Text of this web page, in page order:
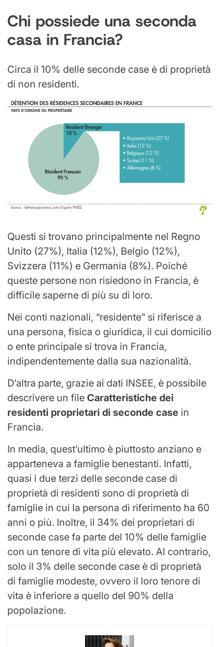
Chi possiede una seconda
casa in Francia?
Circa il 10% delle seconde case è di proprietà
di non residenti.
Questi si trovano principalmente nel Regno
Unito (27%), Italia (12%), Belgio (12%),
Svizzera (11%) e Germania (8%). Poiché
queste persone non risiedono in Francia, è
difficile saperne di più su di loro.
Nei conti nazionali, “residente” si riferisce a
una persona, fisica o giuridica, il cui domicilio
o ente principale si trova in Francia,
indipendentemente dalla sua nazionalità.
D’altra parte, grazie ai dati INSEE, è possibile
descrivere un file Caratteristiche dei
residenti proprietari di seconde case in
Francia.
In media, quest’ultimo è piuttosto anziano e
apparteneva a famiglie benestanti. Infatti,
quasi i due terzi delle seconde case di
proprietà di residenti sono di proprietà di
famiglie in cui la persona di riferimento ha 60
anni o più. Inoltre, il 34% dei proprietari di
seconde case fa parte del 10% delle famiglie
con un tenore di vita più elevato. Al contrario,
solo il 3% delle seconde case è di proprietà
di famiglie modeste, ovvero il loro tenore di
vita è inferiore a quello del 90% della
popolazione.